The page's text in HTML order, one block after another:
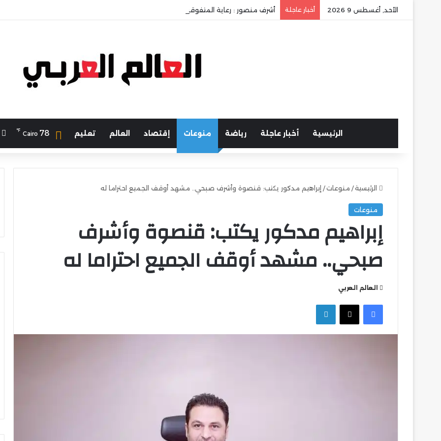
الأحد, أغسطس 9 2026 أخبار عاجلة أشرف منصور : رعاية المتفوقين إستثمار في عقل الوطن ومستقبله
الرئيسية أخبار عاجلة رياضة منوعات إقتصاد العالم تعليم Cairo 78
℉
الرئيسية/ منوعات/ إبراهيم مدكور يكتب: قنصوة وأشرف صبحي.. مشهد أوقف الجميع احتراما له
منوعات
إبراهيم مدكور يكتب: قنصوة وأشرف
صبحي.. مشهد أوقف الجميع احتراما له
العالم العربي
فيسبوك
‫X لينكدإن